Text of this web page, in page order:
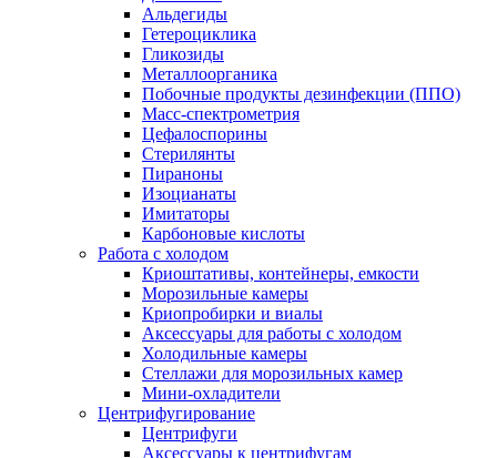
Альдегиды
Гетероциклика
Гликозиды
Металлоорганика
Побочные продукты дезинфекции (ППО)
Масс-спектрометрия
Цефалоспорины
Стерилянты
Пираноны
Изоцианаты
Имитаторы
Карбоновые кислоты
Работа с холодом
Криоштативы, контейнеры, емкости
Морозильные камеры
Криопробирки и виалы
Аксессуары для работы с холодом
Холодильные камеры
Стеллажи для морозильных камер
Мини-охладители
Центрифугирование
Центрифуги
Аксессуары к центрифугам